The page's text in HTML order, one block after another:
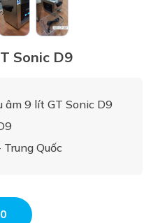
Sonic D9
âm 9 lít GT Sonic D9
Quốc